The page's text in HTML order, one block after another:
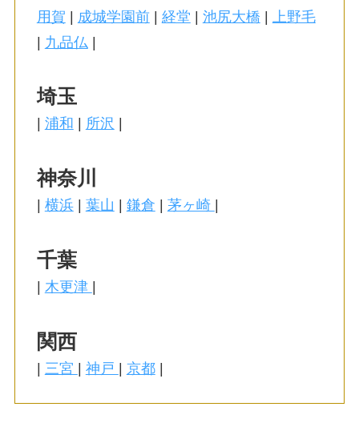
用賀 | 成城学園前| 経堂 | 池尻大橋 |
上野毛
| 九品仏 |
埼玉
浦和 所沢
神奈川
横浜| 葉山 鎌倉 茅ヶ崎
千葉
木更津
関西
| 三宮 | 神戸 | 京都|